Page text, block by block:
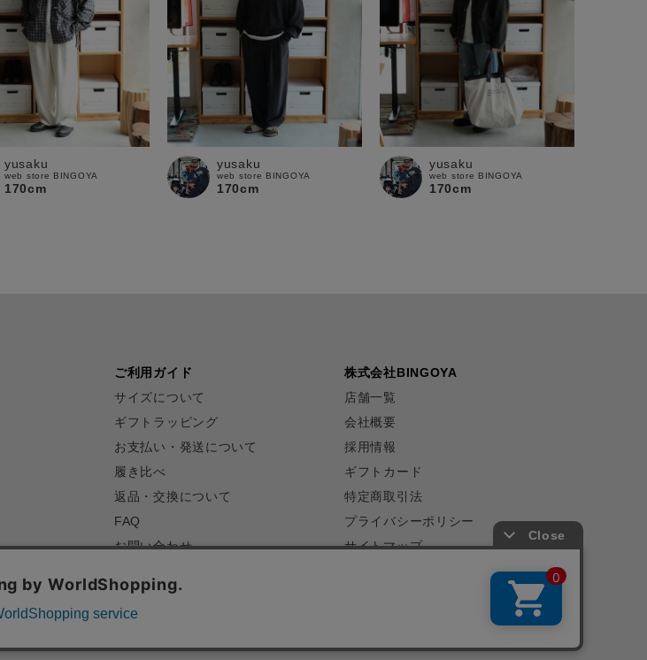
yusaku
web store BINGOYA
170cm
yusaku
web store BINGOYA
170cm
yusaku
web store BINGOYA
170cm
ご利用ガイド
サイズについて
ギフトラッピング
お支払い・発送について
履き比べ
返品・交換について
FAQ
お問い合わせ
株式会社BINGOYA
店舗一覧
会社概要
採用情報
ギフトカード
特定商取引法
プライバシーポリシー
サイトマップ